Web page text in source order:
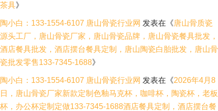
茶具》
陶小白：133-1554-6107 唐山骨瓷行业网 发表在《唐山骨质瓷
源头工厂，唐山骨瓷厂家，唐山骨瓷品牌，唐山骨瓷餐具批发，
酒店餐具批发，酒店摆台餐具定制，唐山陶瓷白胎批发，唐山骨
瓷批发零售133-7345-1688》
陶小白：133-1554-6107 唐山骨瓷行业网 发表在《2026年4月8
日，唐山骨瓷厂家新款定制色釉马克杯，咖啡杯，陶瓷杯，老板
杯，办公杯定制定做133-7345-1688酒店餐具定制，酒店摆台餐